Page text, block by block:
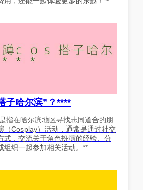
子哈尔滨”？****
指在哈尔滨地区寻找志同道合的朋
（Cosplay）活动，通常是通过社交
式，交流关于角色扮演的经验、分
组织一起参加相关活动。**